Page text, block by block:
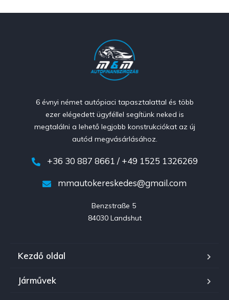
6 évnyi német autópiaci tapasztalattal és több
ezer elégedett ügyféllel segítünk neked is
megtalálni a lehető legjobb konstrukciókat az új
autód megvásárlásához.
+36 30 887 8661 / +49 1525 1326269
mmautokereskedes@gmail.com
Benzstraße 5
84030 Landshut
Kezdő oldal
Járművek